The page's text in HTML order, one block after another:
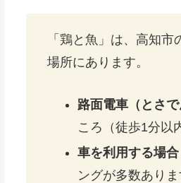
「鶏と魚」は、高知
場所にあります。
路面電車（とさ
ころ（徒歩1分以
車を利用する場合
ングが多数あり